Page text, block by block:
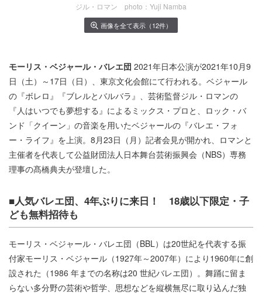
ジル・ロマン photo：Yuji Namba
画像を全て表示（12件）
モーリス・ベジャール・バレエ団 2021年日本公演が2021年10月9
日（土）～17日（日）、東京文化会館にて行われる。ベジャール
の『ボレロ』『ブレルとバルバラ』、芸術監督ジル・ロマンの
『人はいつでも夢想する』によるミックス・プロと、ロック・バ
ンド「クイーン」の音楽を用いたベジャールの『バレエ・フォ
ー・ライフ』を上演。8月23日（月）記者会見が開かれ、ロマンと
主催者を代表して公益財団法人日本舞台芸術振興会（NBS）専務
理事の髙橋典夫が登壇した。
■人気バレエ団、4年ぶりに来日！ 18歳以下限定・子
ども無料招待も
モーリス・ベジャール・バレエ団（BBL）は20世紀を代表する振
付家モーリス・ベジャール（1927年～2007年）により1960年に創
設された（1986 年までの名称は20 世紀バレエ団）。舞踊に留ま
らない多分野の芸術や哲学、思想などを縦横無尽に取り込んだ独